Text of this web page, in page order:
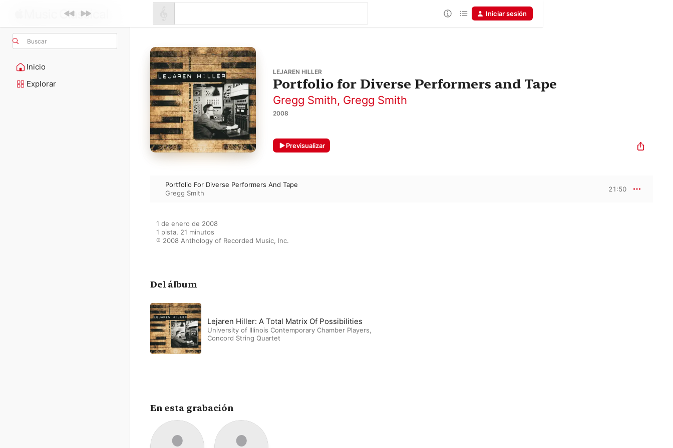
Buscar
Inicio
Explorar
Iniciar sesión
LEJAREN HILLER
Portfolio for Diverse Performers and Tape
Gregg Smith, Gregg Smith
2008
Previsualizar
Portfolio For Diverse Performers And Tape
Gregg Smith
21:50
1 de enero de 2008
1 pista, 21 minutos
℗ 2008 Anthology of Recorded Music, Inc.
Del álbum
Lejaren Hiller: A Total Matrix Of Possibilities
University of Illinois Contemporary Chamber Players,
Concord String Quartet
En esta grabación